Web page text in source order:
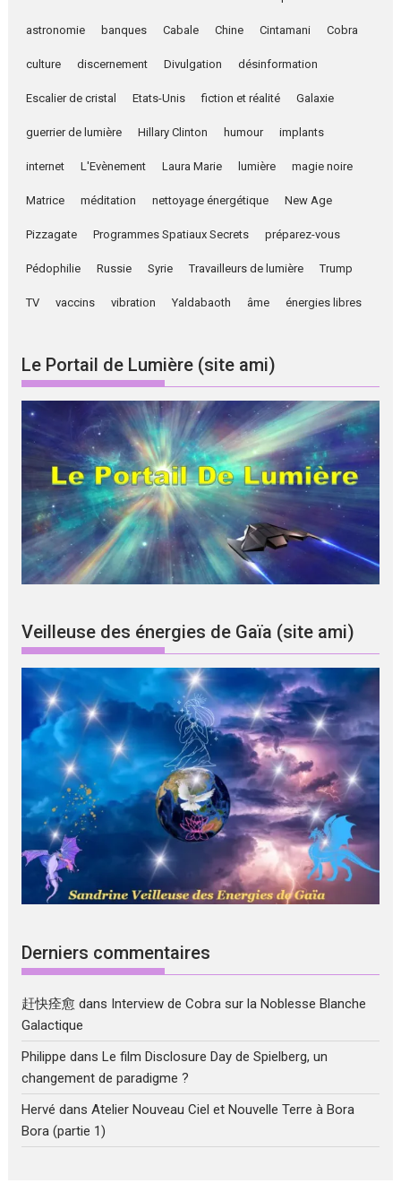
astronomie banques Cabale Chine Cintamani Cobra
culture discernement Divulgation désinformation
Escalier de cristal Etats-Unis fiction et réalité Galaxie
guerrier de lumière Hillary Clinton humour implants
internet L'Evènement Laura Marie lumière magie noire
Matrice méditation nettoyage énergétique New Age
Pizzagate Programmes Spatiaux Secrets préparez-vous
Pédophilie Russie Syrie Travailleurs de lumière Trump
TV vaccins vibration Yaldabaoth âme énergies libres
Le Portail de Lumière (site ami)
Veilleuse des énergies de Gaïa (site ami)
Derniers commentaires
赶快痊愈 dans Interview de Cobra sur la Noblesse Blanche
Galactique
Philippe dansLe film Disclosure Day de Spielberg, un
changement de paradigme ?
Hervé dansAtelier Nouveau Ciel et Nouvelle Terre à Bora
Bora (partie 1)